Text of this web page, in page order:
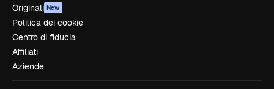
Originali New
Politica dei cookie
Centro di fiducia
Affiliati
Aziende